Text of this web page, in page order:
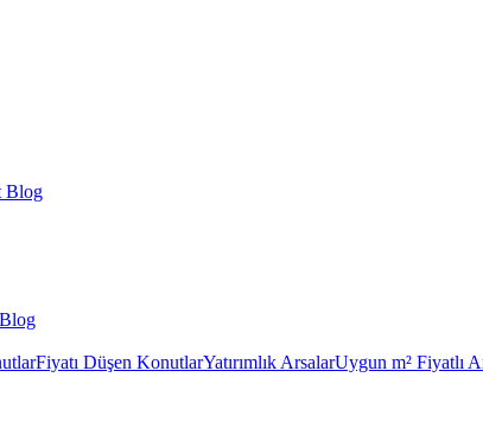
Blog
Fiyatı Düşen KonutlarYatırımlık ArsalarUygun m² Fiyatlı